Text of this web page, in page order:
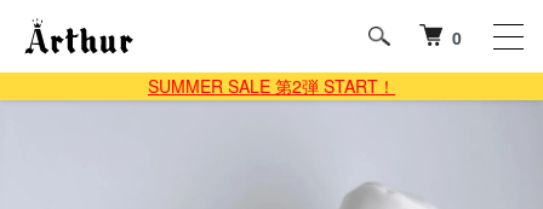
0
SUMMER SALE 第2弾 START！